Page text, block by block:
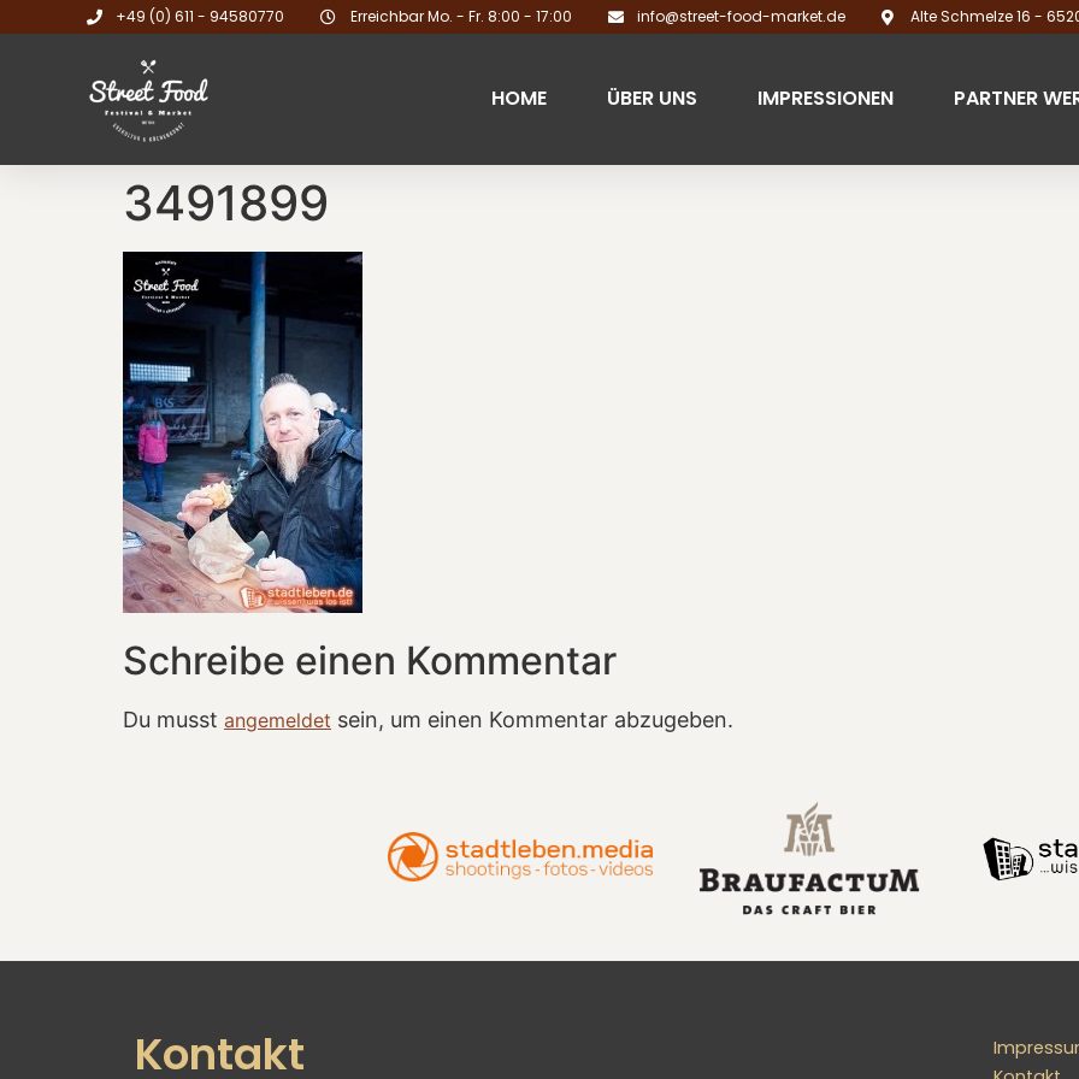
+49 (0) 611 - 94580770 Erreichbar Mo. - Fr. 8:00 - 17:00 info@street-food-market.de Alte Schmelze 16 -
HOME ÜBER UNS IMPRESSIONEN PARTNER
3491899
Schreibe einen Kommentar
Du musst angemeldet sein, um einen Kommentar abzugeben.
Kontakt